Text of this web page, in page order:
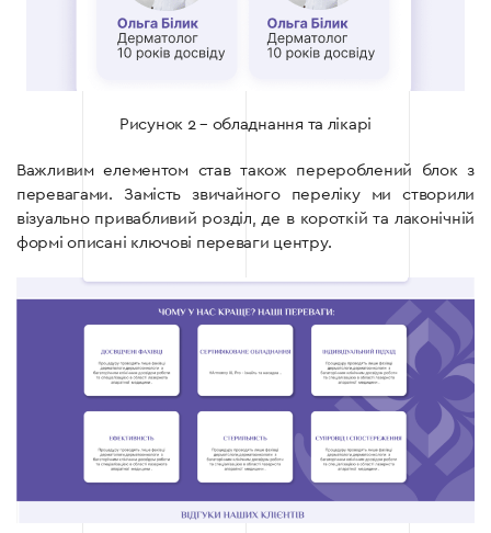
Рисунок 2 – обладнання та лікарі
Важливим елементом став також перероблений блок з
перевагами. Замість звичайного переліку ми створили
візуально привабливий розділ, де в короткій та лаконічній
формі описані ключові переваги центру.